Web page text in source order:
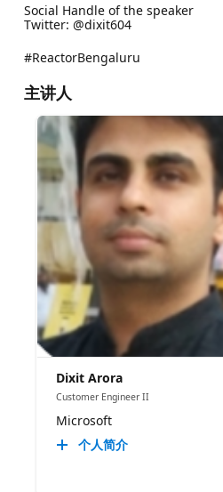
Social Handle of the speaker
Twitter: @dixit604
#ReactorBengaluru
主讲人
Dixit Arora
Customer Engineer II
Microsoft
个人简介